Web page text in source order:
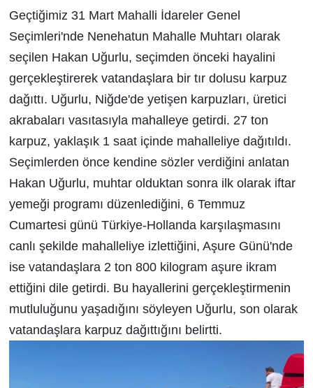
Geçtiğimiz 31 Mart Mahalli İdareler Genel
Seçimleri'nde Nenehatun Mahalle Muhtarı olarak
seçilen Hakan Uğurlu, seçimden önceki hayalini
gerçekleştirerek vatandaşlara bir tır dolusu karpuz
dağıttı. Uğurlu, Niğde'de yetişen karpuzları, üretici
akrabaları vasıtasıyla mahalleye getirdi. 27 ton
karpuz, yaklaşık 1 saat içinde mahalleliye dağıtıldı.
Seçimlerden önce kendine sözler verdiğini anlatan
Hakan Uğurlu, muhtar olduktan sonra ilk olarak iftar
yemeği programı düzenlediğini, 6 Temmuz
Cumartesi günü Türkiye-Hollanda karşılaşmasını
canlı şekilde mahalleliye izlettiğini, Aşure Günü'nde
ise vatandaşlara 2 ton 800 kilogram aşure ikram
ettiğini dile getirdi. Bu hayallerini gerçekleştirmenin
mutluluğunu yaşadığını söyleyen Uğurlu, son olarak
vatandaşlara karpuz dağıttığını belirtti.